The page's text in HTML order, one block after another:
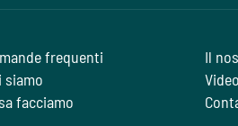
frequenti
siamo
facciamo
Il